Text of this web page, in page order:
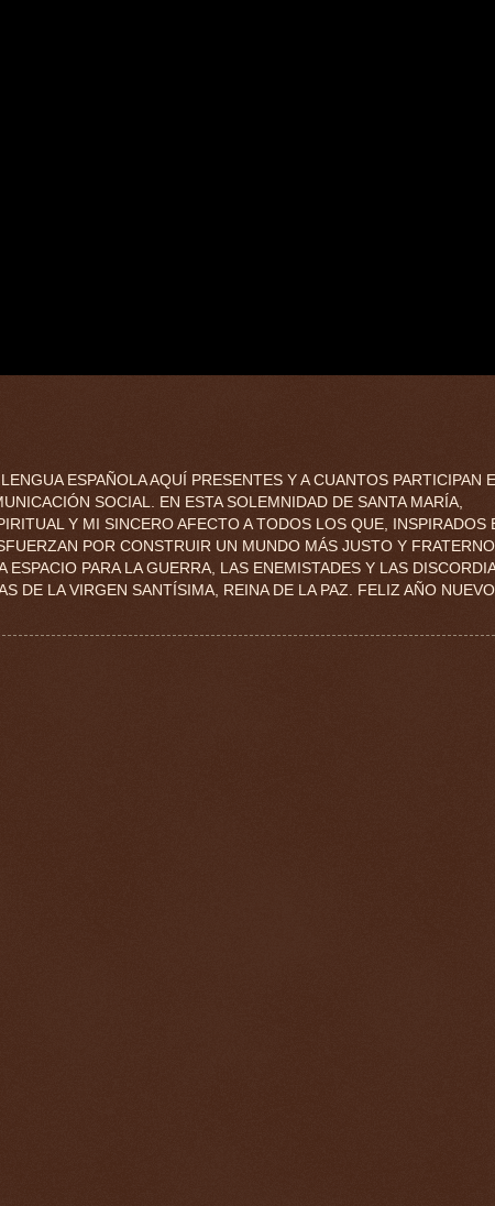
ESPAÑOLA AQUÍ PRESENTES Y A CUANTOS PARTICIPAN
SOCIAL. EN ESTA SOLEMNIDAD DE SANTA MARÍA,
Y MI SINCERO AFECTO A TODOS LOS QUE, INSPIRADOS
POR CONSTRUIR UN MUNDO MÁS JUSTO Y FRATERNO,
PARA LA GUERRA, LAS ENEMISTADES Y LAS
DE LA VIRGEN SANTÍSIMA, REINA DE LA PAZ. FELIZ AÑO NUEVO